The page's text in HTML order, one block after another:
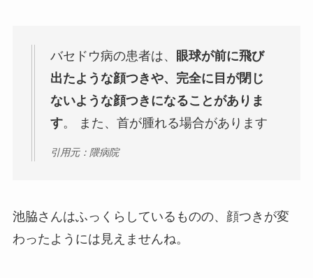
バセドウ病の患者は、
眼球が前に飛び
出たような顔つきや、完全に目が閉じ
ないような顔つきになることがありま
す。 また、首が腫れる場合があります
引用元：隈病院
池脇さんはふっくらしているものの、顔つきが変
わったようには見えませんね。